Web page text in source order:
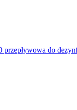
do